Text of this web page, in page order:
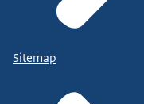
Sitemap